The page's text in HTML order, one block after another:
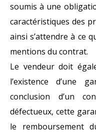
soumis à une
caractéristiques des
ainsi s’attendre à ce
mentions du contrat.
Le vendeur doit
l’existence d’une
conclusion d’un
défectueux, cette
le remboursement